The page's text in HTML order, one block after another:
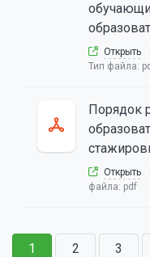
Открыть
Тип файла:
Порядок
Открыть
файла: pdf
1 2 3